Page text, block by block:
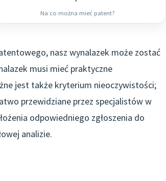
Na co można mieć patent?
nasz wynalazek może zostać
musi mieć praktyczne
jest także kryterium nieoczywistości;
przewidziane przez specjalistów w
odpowiedniego zgłoszenia do
analizie.